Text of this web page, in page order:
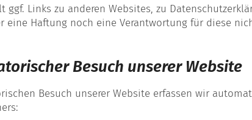
ggf. Links zu anderen Websites, zu
eine Haftung noch eine Verantwortung für diese
Besuch unserer Website
Besuch unserer Website erfassen wir